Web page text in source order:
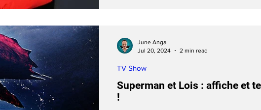
Superman et Lois : affiche et
!
TV Show
June Anga
Jul 20, 2024
2 min read